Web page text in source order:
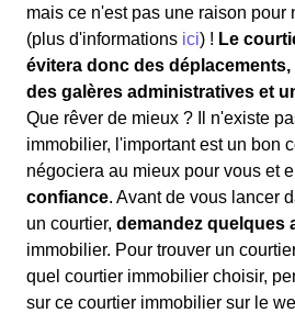
mais ce n'est pas une raison pour
(plus d'informations ici) ! Le
évitera donc des
des galères administratives et
Que rêver de mieux ? Il n'existe
immobilier, l'important est un bon
négociera au mieux pour vous et
confiance. Avant de vous lancer
un courtier, demandez quelques
immobilier. Pour trouver un
quel courtier immobilier choisir,
sur ce courtier immobilier sur le